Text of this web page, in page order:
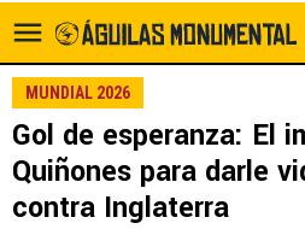
MUNDIAL 2026
Gol de esperanza: El
Quiñones para darle
contra Inglaterra